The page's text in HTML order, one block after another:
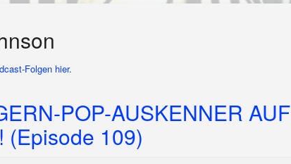
Folgen hier.
POP-AUSKENNER AUF
(Episode 109)